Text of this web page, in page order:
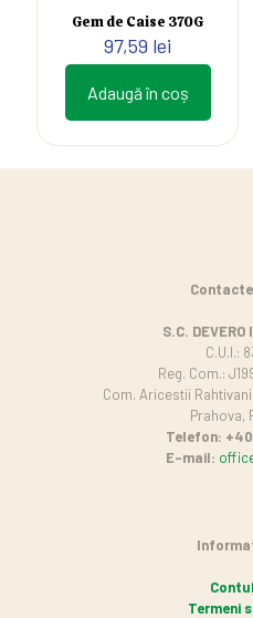
Gem de Caise 370G
97,59 lei
Adaugă în coș
S.C. DEVERO
C.U.I.:
Reg. Com.:
Com. Aricestii
Prahova,
Telefon:
E-mail:
Termeni